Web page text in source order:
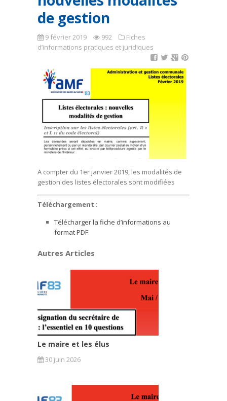
de gestion
9 février 2019 992
Fiches
d’informations pratiques et juridiques
A compter du 1er janvier 2019, les modalités de
gestion des listes électorales sont modifiées
Téléchargement :
Télécharger la fiche d’informations au
format PDF
Autres Articles
Le maire et les élus
30 juin 2026